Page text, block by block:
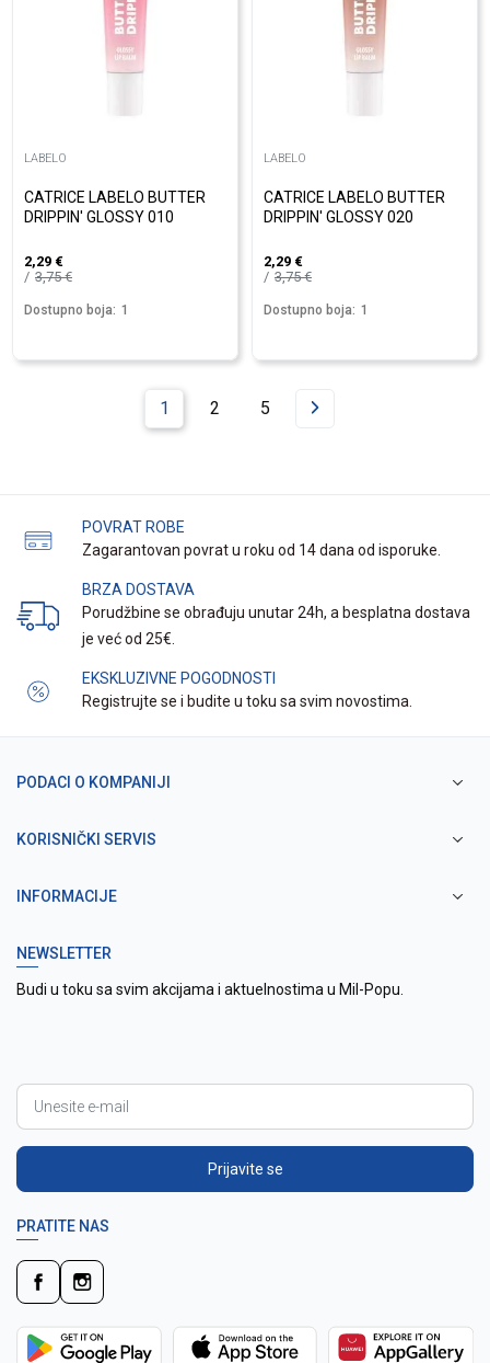
LABELO
CATRICE LABELO BUTTER
DRIPPIN' GLOSSY 010
2,29 €
3,75€
Dostupno boja: 1
LABELO
CATRICE LABELO BUTTER
DRIPPIN' GLOSSY 020
2,29 €
3,75€
Dostupno boja: 1
1 2 5
POVRAT ROBE
Zagarantovan povrat u roku od 14 dana od isporuke.
BRZA DOSTAVA
Porudžbine se obrađuju unutar 24h, a besplatna dostava
je već od 25€.
EKSKLUZIVNE POGODNOSTI
Registrujte se i budite u toku sa svim novostima.
PODACI O KOMPANIJI
KORISNIČKI SERVIS
INFORMACIJE
NEWSLETTER
Budi u toku sa svim akcijama i aktuelnostima u Mil-Popu.
Prijavite se
PRATITE NAS